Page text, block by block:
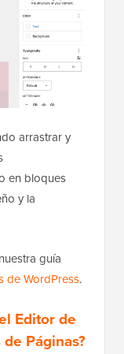
arrastrar y
en bloques
y la
guía
de WordPress.
Editor de
Páginas?